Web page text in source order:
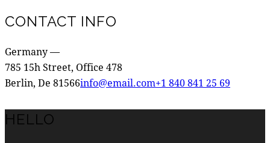
CONTACT INFO
Germany —
785 15h Street, Office 478
Berlin, De 81566info@email.com+1 840 841 25 69
HELLO